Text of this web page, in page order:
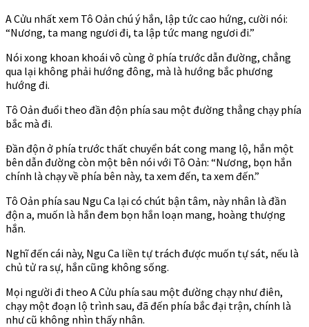
A Cửu nhất xem Tô Oản chú ý hắn, lập tức cao hứng, cười nói:
“Nương, ta mang ngươi đi, ta lập tức mang ngươi đi.”
Nói xong khoan khoái vô cùng ở phía trước dẫn đường, chẳng
qua lại không phải hướng đông, mà là hướng bắc phương
hướng đi.
Tô Oản đuổi theo đần độn phía sau một đường thẳng chạy phía
bắc mà đi.
Đần độn ở phía trước thất chuyển bát cong mang lộ, hắn một
bên dẫn đường còn một bên nói với Tô Oản: “Nương, bọn hắn
chính là chạy về phía bên này, ta xem đến, ta xem đến.”
Tô Oản phía sau Ngu Ca lại có chút bận tâm, này nhân là đần
độn a, muốn là hắn đem bọn hắn loạn mang, hoàng thượng
hắn.
Nghĩ đến cái này, Ngu Ca liền tự trách được muốn tự sát, nếu là
chủ tử ra sự, hắn cũng không sống.
Mọi người đi theo A Cửu phía sau một đường chạy như điên,
chạy một đoạn lộ trình sau, đã đến phía bắc đại trận, chính là
như cũ không nhìn thấy nhân.